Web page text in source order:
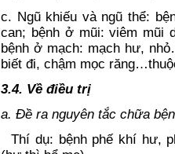
c. Ngũ khiếu và ngũ thể:
can; bệnh ở mũi: viêm mũi
bệnh ở mạch: mạch hư,
biết đi, chậm mọc
3.4. Về điều trị
a. Đề ra nguyên tắc chữa
Thí dụ: bệnh phế khí hư,